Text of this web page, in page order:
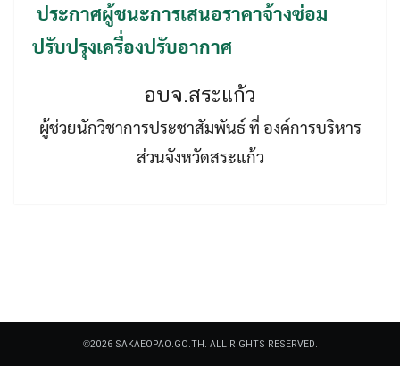
for:
Search
ประกาศผู้ชนะการเสนอราคาจ้างซ่อม
ปรับปรุงเครื่องปรับอากาศ
อบจ.สระแก้ว
ผู้ช่วยนักวิชาการประชาสัมพันธ์ ที่ องค์การบริหาร
ส่วนจังหวัดสระแก้ว
©2026 SAKAEOPAO.GO.TH. ALL RIGHTS RESERVED.